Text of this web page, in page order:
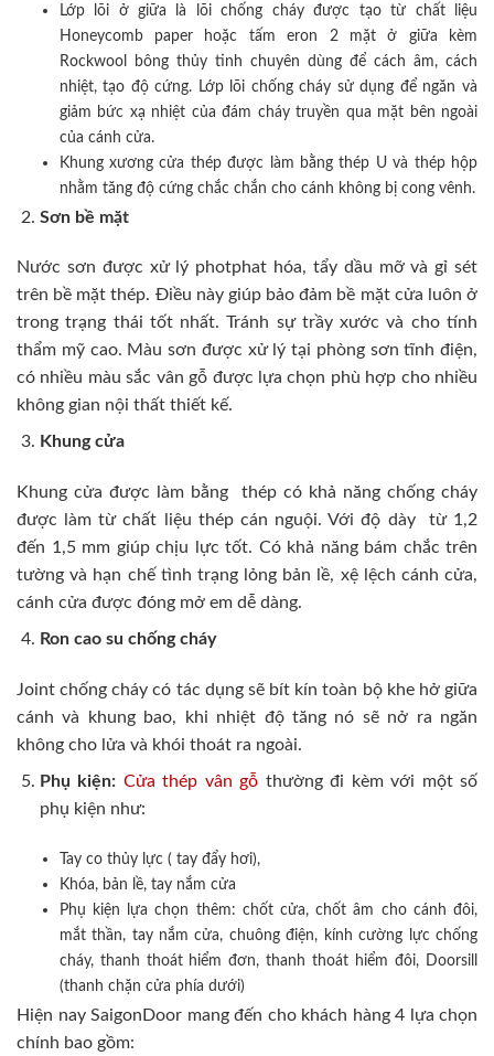
Lớp lõi ở giữa là lõi chống cháy được tạo từ chất liệu
Honeycomb paper hoặc tấm eron 2 mặt ở giữa kèm
Rockwool bông thủy tinh chuyên dùng để cách âm, cách
nhiệt, tạo độ cứng. Lớp lõi chống cháy sử dụng để ngăn và
giảm bức xạ nhiệt của đám cháy truyền qua mặt bên ngoài
của cánh cửa.
Khung xương cửa thép được làm bằng thép U và thép hộp
nhằm tăng độ cứng chắc chắn cho cánh không bị cong vênh.
Sơn bề mặt
Nước sơn được xử lý photphat hóa, tẩy dầu mỡ và gỉ sét
trên bề mặt thép. Điều này giúp bảo đảm bề mặt cửa luôn ở
trong trạng thái tốt nhất. Tránh sự trầy xước và cho tính
thẩm mỹ cao. Màu sơn được xử lý tại phòng sơn tĩnh điện,
có nhiều màu sắc vân gỗ được lựa chọn phù hợp cho nhiều
không gian nội thất thiết kế.
Khung cửa
Khung cửa được làm bằng thép có khả năng chống cháy
được làm từ chất liệu thép cán nguội. Với độ dày từ 1,2
đến 1,5 mm giúp chịu lực tốt. Có khả năng bám chắc trên
tường và hạn chế tình trạng lỏng bản lề, xệ lệch cánh cửa,
cánh cửa được đóng mở em dễ dàng.
Ron cao su chống cháy
Joint chống cháy có tác dụng sẽ bít kín toàn bộ khe hở giữa
cánh và khung bao, khi nhiệt độ tăng nó sẽ nở ra ngăn
không cho lửa và khói thoát ra ngoài.
Phụ kiện: Cửa thép vân gỗ thường đi kèm với một số
phụ kiện như:
Tay co thủy lực ( tay đẩy hơi),
Khóa, bản lề, tay nắm cửa
Phụ kiện lựa chọn thêm: chốt cửa, chốt âm cho cánh đôi,
mắt thần, tay nắm cửa, chuông điện, kính cường lực chống
cháy, thanh thoát hiểm đơn, thanh thoát hiểm đôi, Doorsill
(thanh chặn cửa phía dưới)
Hiện nay SaigonDoor mang đến cho khách hàng 4 lựa chọn
chính bao gồm: